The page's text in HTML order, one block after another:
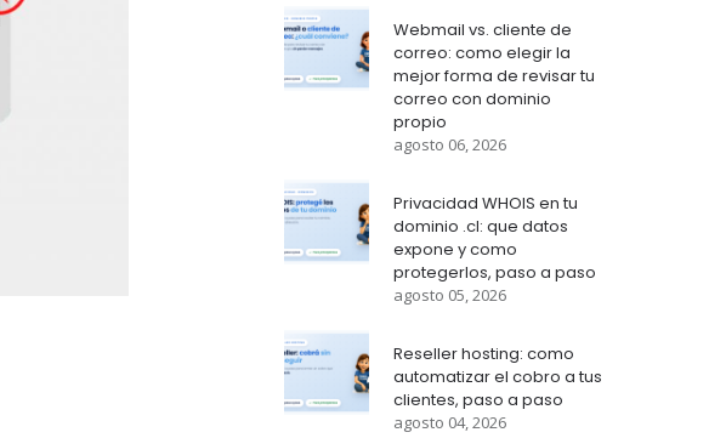
Webmail vs. cliente de
correo: como elegir la
mejor forma de revisar tu
correo con dominio
propio
agosto 06, 2026
Privacidad WHOIS en tu
dominio .cl: que datos
expone y como
protegerlos, paso a paso
agosto 05, 2026
Reseller hosting: como
automatizar el cobro a tus
clientes, paso a paso
agosto 04, 2026